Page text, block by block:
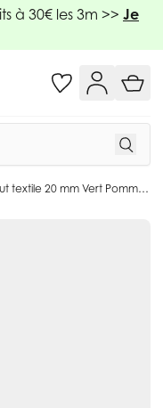
à 30€ les 3m >> Je
Biais replié tout textile 20 mm Vert Pomme x1m